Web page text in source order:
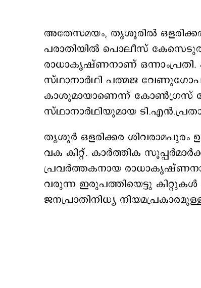
അതേസമയം, തൃശൂരില്‍
പരാതിയില്‍ പൊലീസ്
രാധാകൃഷ്ണനാണ് ഒന്നാംപ്രതി.
സ്ഥാനാര്‍ഥി പത്മജ
കാശുമായാണെന്ന് കോണ്‍ഗ്രസ്
സ്ഥാനാര്‍ഥിയുമായ
തൃശൂര്‍ ഒളരിക്കര ശിവരാമപുരം
വക കിറ്റ്. കാര്‍ത്തിക
പ്രവര്‍ത്തകനായ
വരുന്ന ഇരുപത്തിയെട്ടു കിറ്റുകള്‍
ജനപ്രാതിനിധ്യ